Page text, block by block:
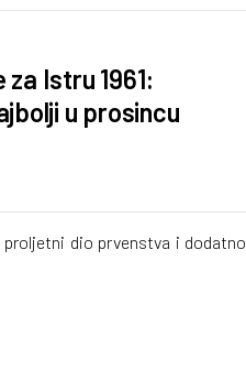
Istru 1961:
u prosincu
dio prvenstva i dodatno